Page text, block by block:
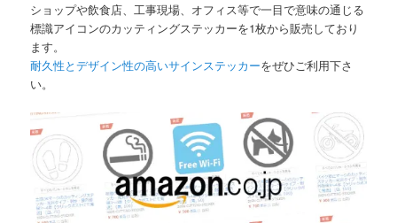
ショップや飲食店、工事現場、オフィス等で一目で意味の通じる
標識アイコンのカッティングステッカーを1枚から販売しており
ます。
耐久性とデザイン性の高いサインステッカーをぜひご利用下さ
い。